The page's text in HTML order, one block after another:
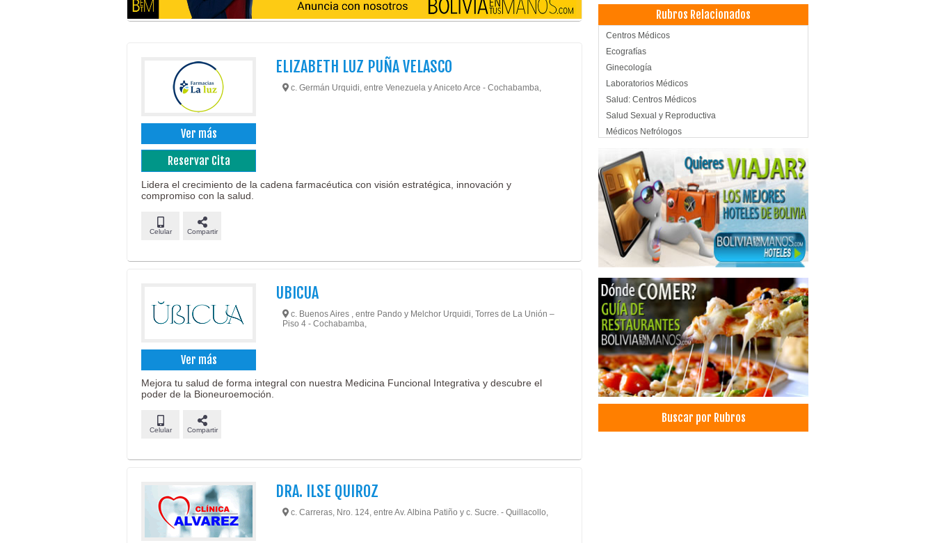
Ver más
Reservar Cita
ELIZABETH LUZ PUÑA VELASCO
c. Germán Urquidi, entre Venezuela y Aniceto Arce - Cochabamba,
Lidera el crecimiento de la cadena farmacéutica con visión estratégica, innovación y
compromiso con la salud.
Celular Compartir
Ver más
UBICUA
c. Buenos Aires , entre Pando y Melchor Urquidi, Torres de La Unión –
Piso 4 - Cochabamba,
Mejora tu salud de forma integral con nuestra Medicina Funcional Integrativa y descubre el
poder de la Bioneuroemoción.
Celular Compartir
DRA. ILSE QUIROZ
c. Carreras, Nro. 124, entre Av. Albina Patiño y c. Sucre. - Quillacollo,
Rubros Relacionados
Centros Médicos
Ecografías
Ginecología
Laboratorios Médicos
Salud: Centros Médicos
Salud Sexual y Reproductiva
Médicos Nefrólogos
Clínicas particulares
Consultorios Médicos
Emergencias
Salud: Clínicas
Farmacias
Medicina Alternativa
Salud Integral
Clínicas Privadas
Médicos Radiólogos Intervencionistas
Diabetes
Buscar por Rubros